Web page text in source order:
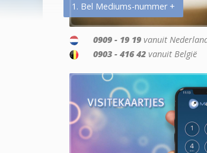
1. Bel Mediums-nummer +
0909 - 19 19 vanuit
0903 - 416 42 vanuit België